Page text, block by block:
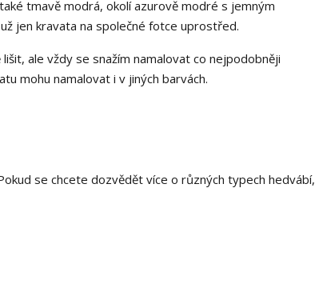
tmavě modrá, okolí azurově modré s jemným
jen kravata na společné fotce uprostřed.
ale vždy se snažím namalovat co nejpodobněji
mohu namalovat i v jiných barvách.
se chcete dozvědět více o různých typech hedvábí,